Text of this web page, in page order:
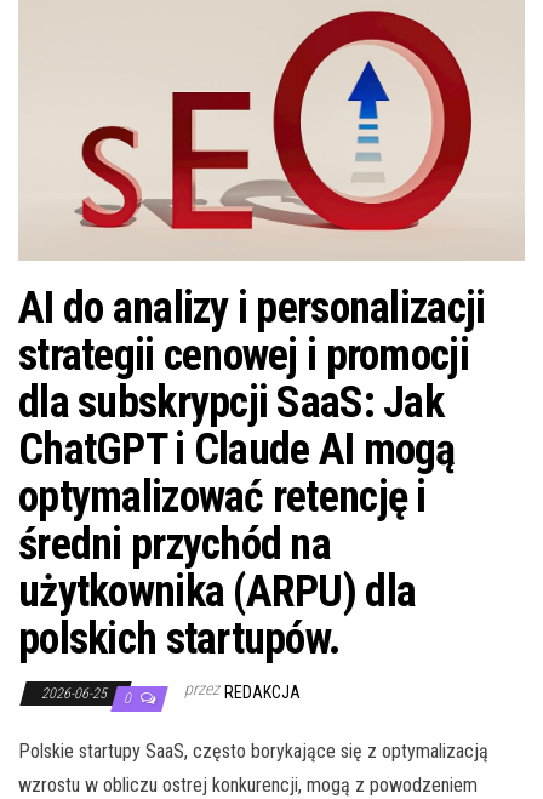
AI do analizy i personalizacji
strategii cenowej i promocji
dla subskrypcji SaaS: Jak
ChatGPT i Claude AI mogą
optymalizować retencję i
średni przychód na
użytkownika (ARPU) dla
polskich startupów.
2026-06-25 0 przez REDAKCJA
Polskie startupy SaaS, często borykające się z optymalizacją
wzrostu w obliczu ostrej konkurencji, mogą z powodzeniem